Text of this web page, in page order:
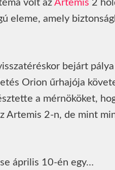
volt az Artemis 2
eleme, amely
bejárt
Orion űrhajója
a mérnököket,
Artemis 2-n, de mint
április 10-én egy…